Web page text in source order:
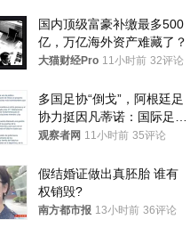
国内顶级富豪补缴最多500
亿，万亿海外资产难藏了？
大猫财经Pro 11小时前 32评论
多国足协“倒戈”，阿根廷足
协力挺因凡蒂诺：国际足联
今后应继续在其领导下前行
观察者网 11小时前 35评论
假结婚证做出真胚胎 谁有
权销毁?
南方都市报 13小时前 36评论